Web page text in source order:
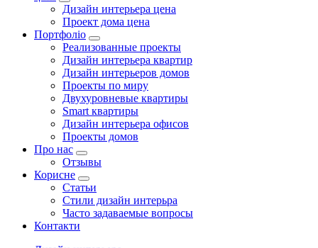
Дизайн интерьера цена
Проект дома цена
Портфоліо
Реализованные проекты
Дизайн интерьера квартир
Дизайн интерьеров домов
Проекты по миру
Двухуровневые квартиры
Smart квартиры
Дизайн интерьера офисов
Проекты домов
Про нас
Отзывы
Корисне
Статьи
Cтили дизайн интерьра
Часто задаваемые вопросы
Контакти